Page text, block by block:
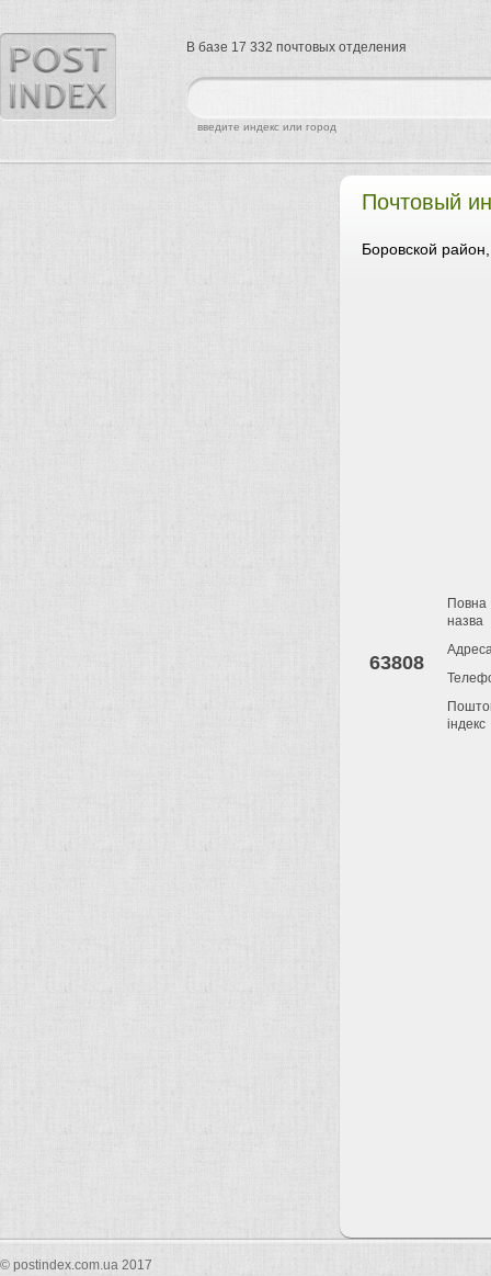
Почтовый
Боровской
63808
Повна
назва
індекс
найти
введите индекс или город
В базе 17 332 почтовых отделения
© postindex.com.ua 2017